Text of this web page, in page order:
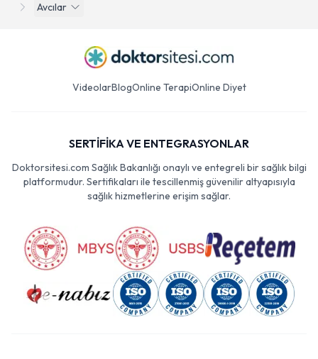
Avcılar
VideolarBlogOnline TerapiOnline Diyet
SERTİFİKA VE ENTEGRASYONLAR
Doktorsitesi.com Sağlık Bakanlığı onaylı ve entegreli bir sağlık bilgi
platformudur. Sertifikaları ile tescillenmiş güvenilir altyapısıyla
sağlık hizmetlerine erişim sağlar.